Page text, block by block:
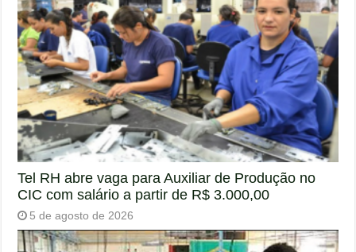
Tel RH abre vaga para Auxiliar de Produção no
CIC com salário a partir de R$ 3.000,00
5 de agosto de 2026